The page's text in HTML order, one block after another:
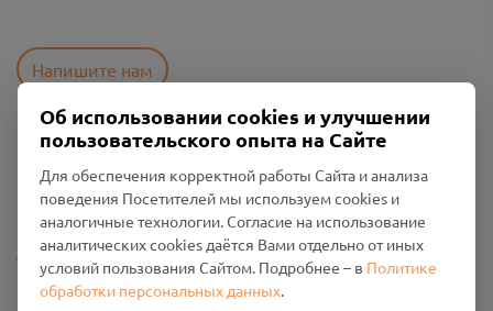
Напишите нам
Политика конфиденциальности
Промо-материалы
Настройки cookies
Общество с ограниченной ответственностью «Смоленский
Об использовании cookies и улучшении
пользовательского опыта на Сайте
Для обеспечения корректной работы Сайта и анализа
поведения Посетителей мы используем cookies и
аналогичные технологии. Согласие на использование
аналитических cookies даётся Вами отдельно от иных
условий пользования Сайтом. Подробнее – в Политике
обработки персональных данных.